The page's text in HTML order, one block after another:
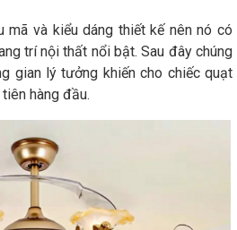
mã và kiểu dáng thiết kế nên nó có
trí nội thất nổi bật. Sau đây chúng
gian lý tưởng khiến cho chiếc quạt
hàng đầu.